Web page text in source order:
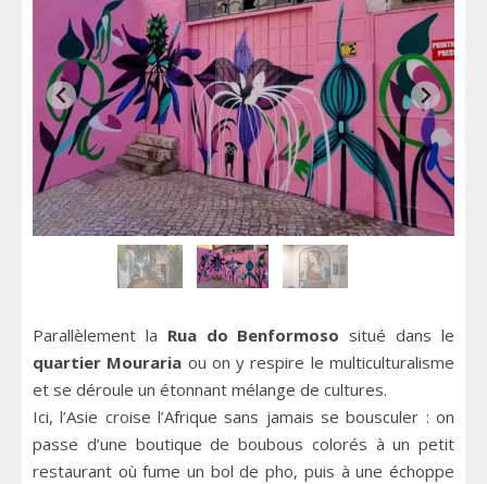
Parallèlement la Rua do Benformoso situé dans le
quartier Mouraria ou on y respire le multiculturalisme
et se déroule un étonnant mélange de cultures.
Ici, l’Asie croise l’Afrique sans jamais se bousculer : on
passe d’une boutique de boubous colorés à un petit
restaurant où fume un bol de pho, puis à une échoppe